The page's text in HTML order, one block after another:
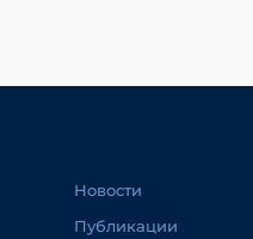
Новости
Публикации